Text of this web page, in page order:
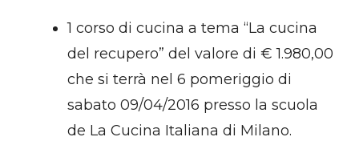
1 corso di cucina a tema “La cucina
del recupero” del valore di € 1.980,00
che si terrà nel 6 pomeriggio di
sabato 09/04/2016 presso la scuola
de La Cucina Italiana di Milano.